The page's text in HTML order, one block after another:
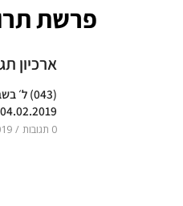
פרשת
ארכיון
(043)
04.02.2019
0 תגובות /